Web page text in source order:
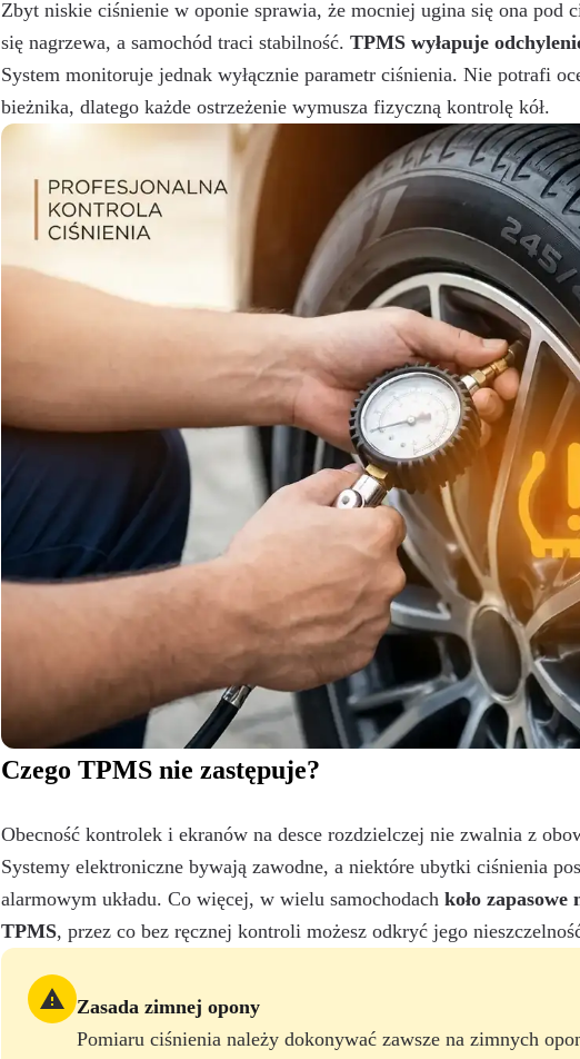
Zbyt niskie ciśnienie w oponie sprawia, że mocniej ugina się ona pod
się nagrzewa, a samochód traci stabilność. TPMS wyłapuje
System monitoruje jednak wyłącznie parametr ciśnienia. Nie potrafi
bieżnika, dlatego każde ostrzeżenie wymusza fizyczną kontrolę kół.
Czego TPMS nie zastępuje?
Obecność kontrolek i ekranów na desce rozdzielczej nie zwalnia z
Systemy elektroniczne bywają zawodne, a niektóre ubytki ciśnienia
alarmowym układu. Co więcej, w wielu samochodach koło
TPMS, przez co bez ręcznej kontroli możesz odkryć jego
Zasada zimnej opony
Pomiaru ciśnienia należy dokonywać zawsze na zimnych